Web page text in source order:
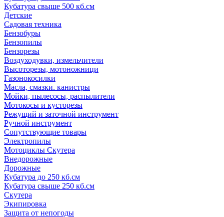
Кубатура свыше 500 кб.см
Детские
Садовая техника
Бензобуры
Бензопилы
Бензорезы
Воздуходувки, измельчители
Высоторезы, мотоножници
Газонокосилки
Масла, смазки. канистры
Мойки, пылесосы, распылители
Мотокосы и кусторезы
Режущий и заточной инструмент
Ручной инструмент
Сопутствующие товары
Электропилы
Мотоциклы Скутера
Внедорожные
Дорожные
Кубатура до 250 кб.см
Кубатура свыше 250 кб.см
Скутера
Экипировка
Защита от непогоды